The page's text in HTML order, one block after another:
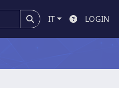
IT LOGIN